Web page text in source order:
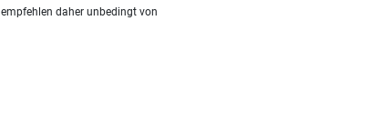
daher unbedingt von